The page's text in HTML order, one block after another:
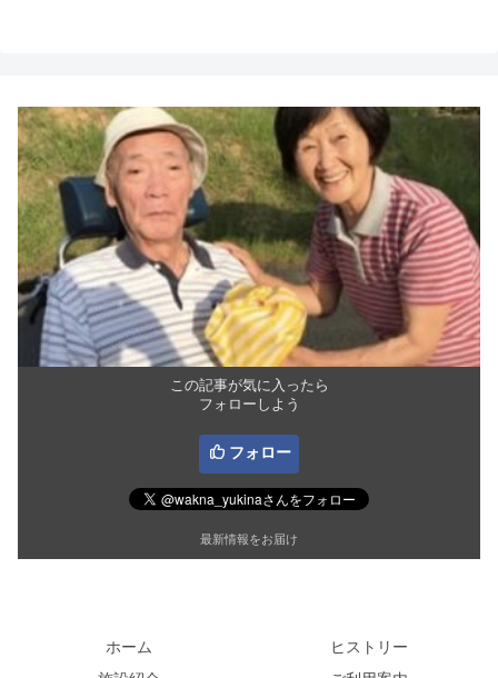
この記事が気に入ったら
フォローしよう
フォロー
最新情報をお届け
ホーム
ヒストリー